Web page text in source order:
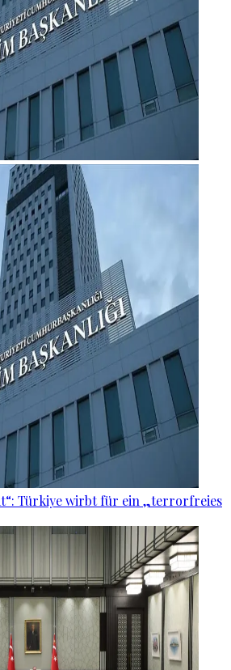
Türkiye wirbt für ein „terrorfreies